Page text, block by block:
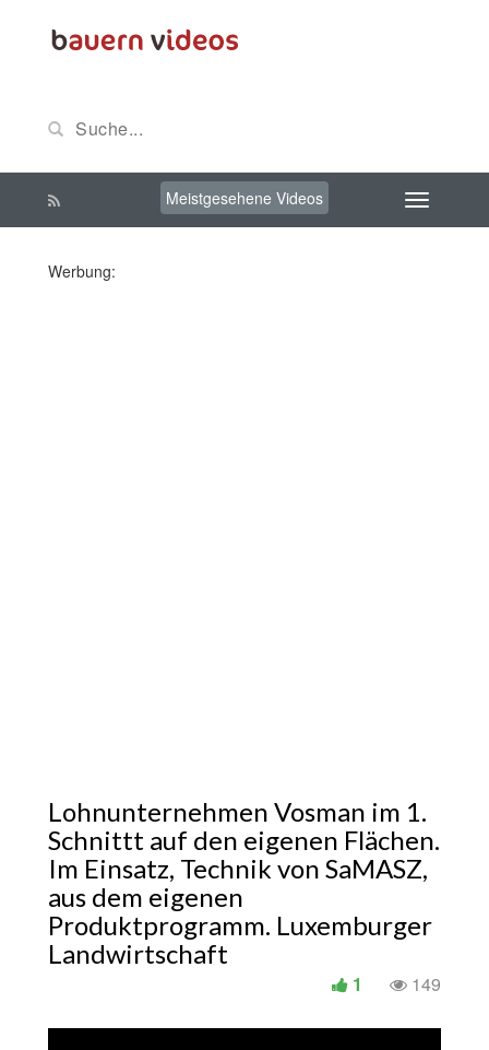
Meistgesehene Videos
Werbung:
Lohnunternehmen Vosman im 1.
Schnittt auf den eigenen Flächen.
Im Einsatz, Technik von SaMASZ,
aus dem eigenen
Produktprogramm. Luxemburger
Landwirtschaft
149
1